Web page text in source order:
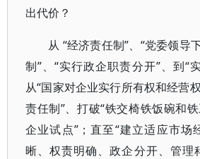
出代价？
从 “经济责任制”、“党委领导
制”、“实行政企职责分开”、到“
从“国家对企业实行所有权和经营
责任制”、打破“铁交椅铁饭碗和
企业试点”；直至“建立适应市场
晰、权责明确、政企分开、管理